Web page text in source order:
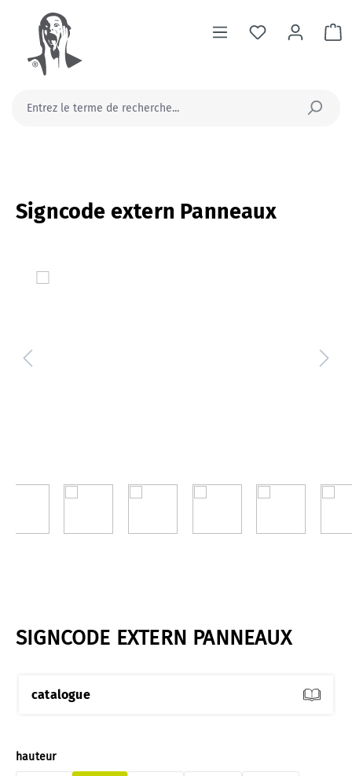
principal
Signcode extern Panneaux
SIGNCODE EXTERN PANNEAUX
catalogue
Sélectionnez
hauteur